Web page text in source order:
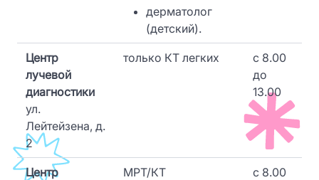
дерматолог
(детский).
Центр
лучевой
диагностики
ул.
Лейтейзена, д.
2
только КТ легких
c 8.00
до
13.00
Центр
МРТ/КТ
c 8.00